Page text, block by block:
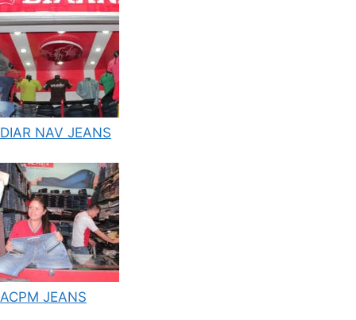
DIAR NAV JEANS
ACPM JEANS